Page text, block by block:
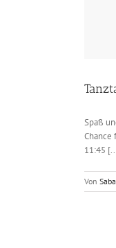
Spaß
Chance
11:45
Von